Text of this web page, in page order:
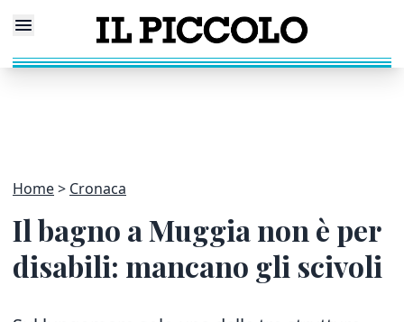
Home Cronaca
Il bagno a Muggia non è per
disabili: mancano gli scivoli